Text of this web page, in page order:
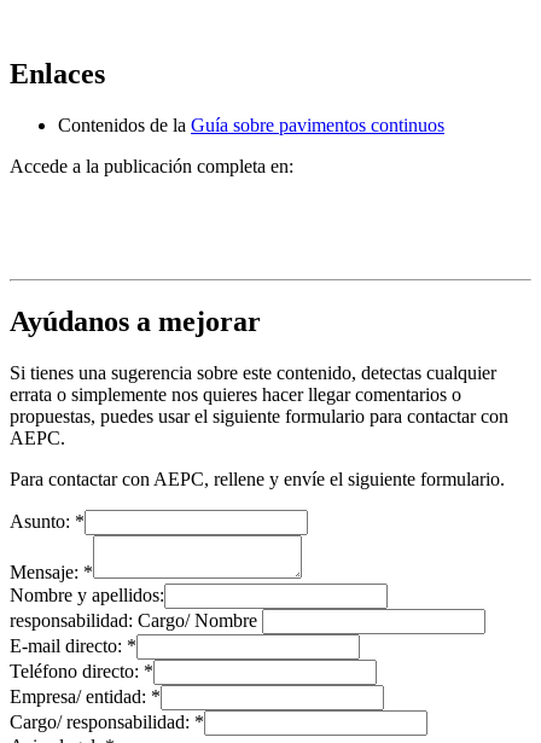
Enlaces
Contenidos de la Guía sobre pavimentos continuos
Accede a la publicación completa en:
Ayúdanos a mejorar
Si tienes una sugerencia sobre este contenido, detectas cualquier
errata o simplemente nos quieres hacer llegar comentarios o
propuestas, puedes usar el siguiente formulario para contactar con
AEPC.
Para contactar con AEPC, rellene y envíe el siguiente formulario.
Asunto: *
Mensaje: *
Nombre y apellidos:
responsabilidad: Cargo/ Nombre
E-mail directo: *
Teléfono directo: *
Empresa/ entidad: *
Cargo/ responsabilidad: *